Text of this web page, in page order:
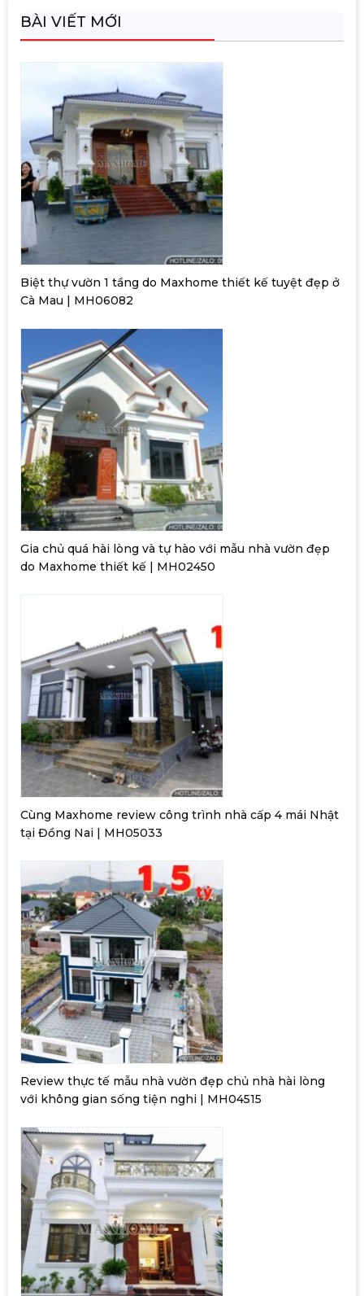
BÀI VIẾT MỚI
Biệt thự vườn 1 tầng do Maxhome thiết kế tuyệt đẹp ở
Cà Mau | MH06082
Gia chủ quá hài lòng và tự hào với mẫu nhà vườn đẹp
do Maxhome thiết kế | MH02450
Cùng Maxhome review công trình nhà cấp 4 mái Nhật
tại Đồng Nai | MH05033
Review thực tế mẫu nhà vườn đẹp chủ nhà hài lòng
với không gian sống tiện nghi | MH04515